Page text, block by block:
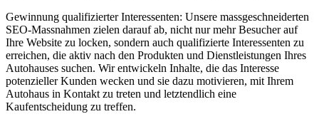
Gewinnung qualifizierter Interessenten: Unsere massgeschneiderten
SEO-Massnahmen zielen darauf ab, nicht nur mehr Besucher auf
Ihre Website zu locken, sondern auch qualifizierte Interessenten zu
erreichen, die aktiv nach den Produkten und Dienstleistungen Ihres
Autohauses suchen. Wir entwickeln Inhalte, die das Interesse
potenzieller Kunden wecken und sie dazu motivieren, mit Ihrem
Autohaus in Kontakt zu treten und letztendlich eine
Kaufentscheidung zu treffen.